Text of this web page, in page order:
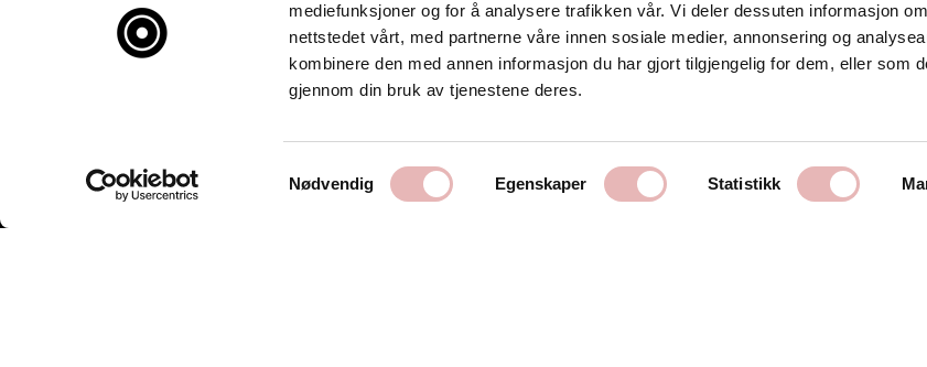
mediefunksjoner og for å analysere trafikken vår. Vi deler dessuten informasjon
nettstedet vårt, med partnerne våre innen sosiale medier, annonsering og
kombinere den med annen informasjon du har gjort tilgjengelig for dem, eller som
gjennom din bruk av tjenestene deres.
Samtykkevalg
Nødvendig Egenskaper Statistikk
Kontakt oss
Stavanger Sentrum AS
Østervåg 6
Tlf:51 89 51 51
post@byen.no